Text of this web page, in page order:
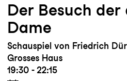
Der Besuch der
Dame
Schauspiel von Friedrich
Grosses Haus
19:30 - 22:15